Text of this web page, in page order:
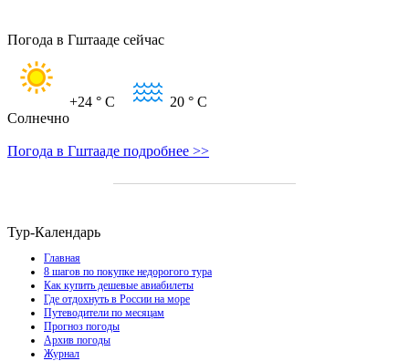
Погода в Гштааде сейчас
+24 ° C 20 ° C
Солнечно
Погода в Гштааде подробнее >>
Тур-Календарь
Главная
8 шагов по покупке недорогого тура
Как купить дешевые авиабилеты
Где отдохнуть в России на море
Путеводители по месяцам
Прогноз погоды
Архив погоды
Журнал